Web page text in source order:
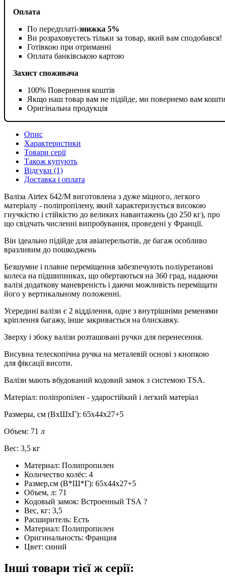
Оплата
По передплаті-знижка 5%
Ви розраховуєтесь тільки за товар, який вам сподобався!
Готівкою при отриманні
Оплата банківською картою
Захист споживача
100% Повернення коштів
Якщо наш товар вам не підійде, ми повернемо вам
Оригінальна продукція
Опис
Характеристики
Товари серії
Також купують
Відгуки (1)
Доставка і оплата
Валіза Airtex 642/M виготовлена з дуже міцного, легкого
матеріалу - поліпропілену, який характеризується високою
гнучкістю і стійкістю до великих навантажень (до 250 кг), про
що свідчать численні випробування, проведені у Франції.
Він ідеально підійде для авіаперельотів, де багаж особливо
вразливим до пошкоджень
Безшумне і плавне переміщення забезпечують поліуретанові
колеса на підшипниках, що обертаються на 360 град, надаючи
валізі додаткову маневреність і даючи можливість переміщати
його у вертикальному положенні.
Усередині валізи є 2 відділення, одне з внутрішніми ременями
кріплення багажу, інше закривається на блискавку.
Зверху і збоку валізи розташовані ручки для перенесення.
Висувна телескопічна ручка на металевій основі з кнопкою
для фіксації висоти.
Валізи мають вбудований кодовий замок з системою TSA.
Матеріал: поліпропілен - ударостійкий і легкий матеріал
Размеры, см (ВхШхГ): 65x44x27+5
Объем: 71 л
Вес: 3,5 кг
Материал: Полипропилен
Количество колёс: 4
Размер,см (В*Ш*Г): 65x44x27+5
Объем, л: 71
Кодовый замок: Встроенный TSA ?
Вес, кг: 3,5
Расширитель: Есть
Материал: Полипропилен
Оригинальность: Франция
Цвет: синий
Інші товари тієї ж серії: